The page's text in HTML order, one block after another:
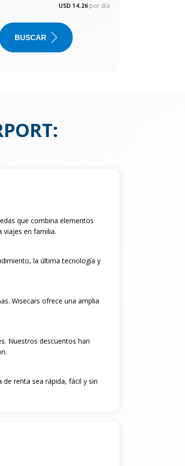
USD 14.26 por día
BUSCAR
:
que combina elementos
viajes en familia.
la última tecnología y
Wisecars ofrece una amplia
Nuestros descuentos han
renta sea rápida, fácil y sin